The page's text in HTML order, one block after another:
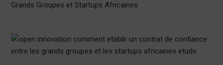
Grands Groupes et Startups Africaines